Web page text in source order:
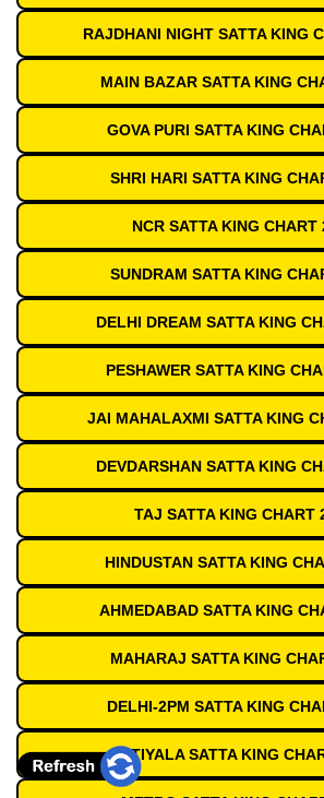
RAJDHANI NIGHT SATTA KING
MAIN BAZAR SATTA KING
GOVA PURI SATTA KING
SHRI HARI SATTA KING
NCR SATTA KING CHART
SUNDRAM SATTA KING
DELHI DREAM SATTA KING
PESHAWER SATTA KING
JAI MAHALAXMI SATTA KING
DEVDARSHAN SATTA KING
TAJ SATTA KING CHART
HINDUSTAN SATTA KING
AHMEDABAD SATTA KING
MAHARAJ SATTA KING
DELHI-2PM SATTA KING
PATIYALA SATTA KING